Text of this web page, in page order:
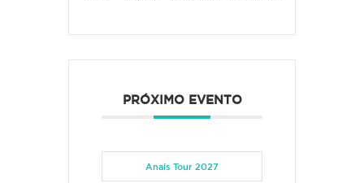
PRÓXIMO EVENTO
Anais Tour 2027